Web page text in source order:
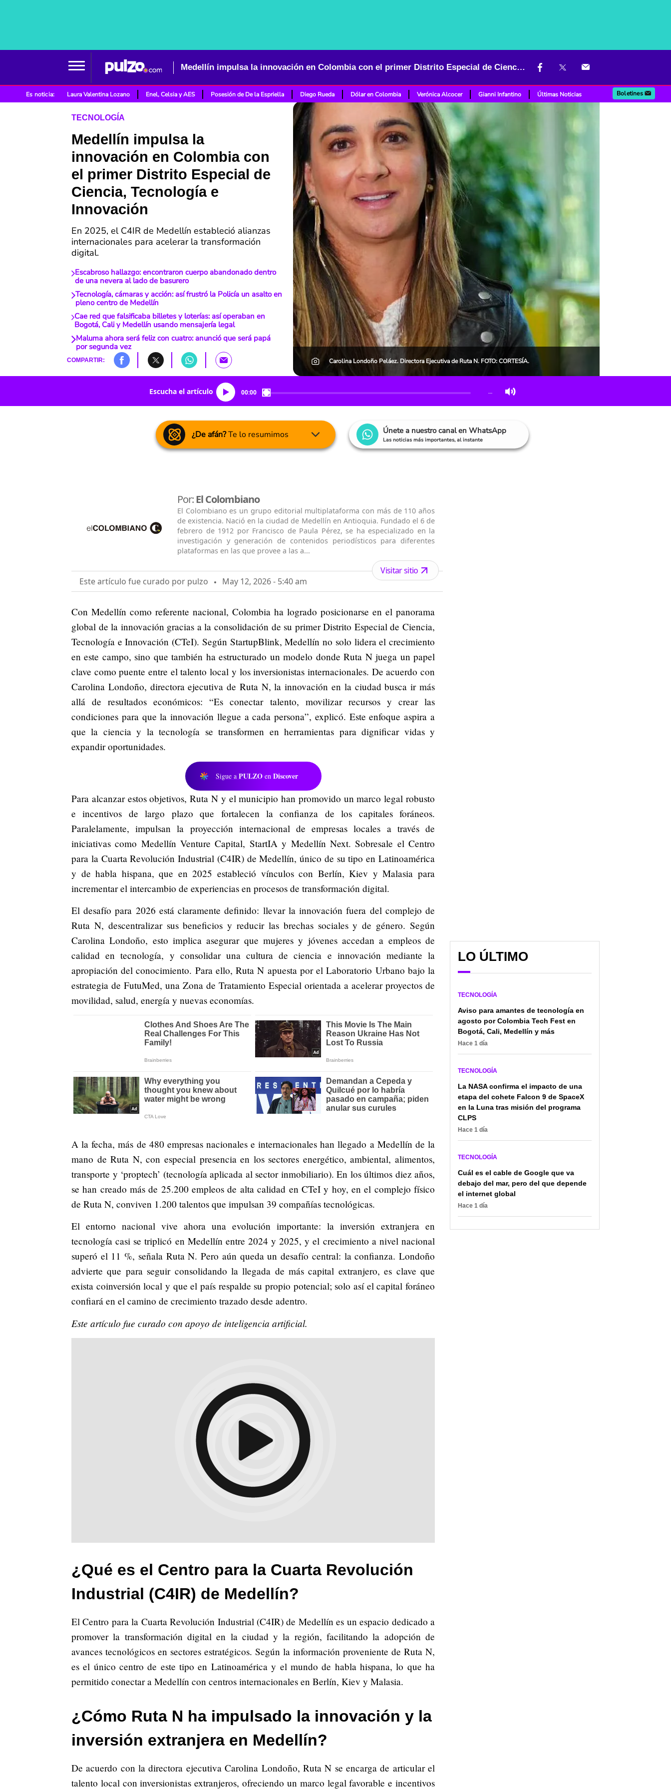
Medellín impulsa la innovación en Colombia con el primer Distrito Especial de Ciencia, Tecnología e Innovación
Es noticia: Laura Valentina Lozano Enel, Celsia y AES Posesión de De la Espriella Diego Rueda Dólar en Colombia Verónica Alcocer Gianni Infantino Últimas Noticias Boletines
TECNOLOGÍA
Medellín impulsa la
innovación en Colombia con
el primer Distrito Especial de
Ciencia, Tecnología e
Innovación
En 2025, el C4IR de Medellín estableció alianzas
internacionales para acelerar la transformación
digital.
Escabroso hallazgo: encontraron cuerpo abandonado dentro
de una nevera al lado de basurero
Tecnología, cámaras y acción: así frustró la Policía un asalto en
pleno centro de Medellín
Cae red que falsificaba billetes y loterías: así operaban en
Bogotá, Cali y Medellín usando mensajería legal
Maluma ahora será feliz con cuatro: anunció que será papá
por segunda vez
COMPARTIR: Carolina Londoño Peláez. Directora Ejecutiva de Ruta N. FOTO: CORTESÍA.
Escucha el artículo 00:00 …
¿De afán?Te lo resumimos Únete a nuestro canal en WhatsApp
Las noticias más importantes, al instante
Por:El Colombiano
El Colombiano es un grupo editorial multiplataforma con más de 110 años
de existencia. Nació en la ciudad de Medellín en Antioquia. Fundado el 6 de
febrero de 1912 por Francisco de Paula Pérez, se ha especializado en la
investigación y generación de contenidos periodísticos para diferentes
plataformas en las que provee a las a...
Este artículo fue curado por pulzo May 12, 2026 - 5:40 am
Visitar sitio
Con Medellín como referente nacional, Colombia ha logrado posicionarse en el panorama
global de la innovación gracias a la consolidación de su primer Distrito Especial de Ciencia,
Tecnología e Innovación (CTeI). Según StartupBlink, Medellín no solo lidera el crecimiento
en este campo, sino que también ha estructurado un modelo donde Ruta N juega un papel
clave como puente entre el talento local y los inversionistas internacionales. De acuerdo con
Carolina Londoño, directora ejecutiva de Ruta N, la innovación en la ciudad busca ir más
allá de resultados económicos: “Es conectar talento, movilizar recursos y crear las
condiciones para que la innovación llegue a cada persona”, explicó. Este enfoque aspira a
que la ciencia y la tecnología se transformen en herramientas para dignificar vidas y
expandir oportunidades.
Sigue a PULZO en Discover
Para alcanzar estos objetivos, Ruta N y el municipio han promovido un marco legal robusto
e incentivos de largo plazo que fortalecen la confianza de los capitales foráneos.
Paralelamente, impulsan la proyección internacional de empresas locales a través de
iniciativas como Medellín Venture Capital, StartIA y Medellín Next. Sobresale el Centro
para la Cuarta Revolución Industrial (C4IR) de Medellín, único de su tipo en Latinoamérica
y de habla hispana, que en 2025 estableció vínculos con Berlín, Kiev y Malasia para
incrementar el intercambio de experiencias en procesos de transformación digital.
El desafío para 2026 está claramente definido: llevar la innovación fuera del complejo de
Ruta N, descentralizar sus beneficios y reducir las brechas sociales y de género. Según
Carolina Londoño, esto implica asegurar que mujeres y jóvenes accedan a empleos de
calidad en tecnología, y consolidar una cultura de ciencia e innovación mediante la
apropiación del conocimiento. Para ello, Ruta N apuesta por el Laboratorio Urbano bajo la
estrategia de FutuMed, una Zona de Tratamiento Especial orientada a acelerar proyectos de
movilidad, salud, energía y nuevas economías.
A la fecha, más de 480 empresas nacionales e internacionales han llegado a Medellín de la
mano de Ruta N, con especial presencia en los sectores energético, ambiental, alimentos,
transporte y ‘proptech’ (tecnología aplicada al sector inmobiliario). En los últimos diez años,
se han creado más de 25.200 empleos de alta calidad en CTeI y hoy, en el complejo físico
de Ruta N, conviven 1.200 talentos que impulsan 39 compañías tecnológicas.
El entorno nacional vive ahora una evolución importante: la inversión extranjera en
tecnología casi se triplicó en Medellín entre 2024 y 2025, y el crecimiento a nivel nacional
superó el 11 %, señala Ruta N. Pero aún queda un desafío central: la confianza. Londoño
advierte que para seguir consolidando la llegada de más capital extranjero, es clave que
exista coinversión local y que el país respalde su propio potencial; solo así el capital foráneo
confiará en el camino de crecimiento trazado desde adentro.
Este artículo fue curado con apoyo de inteligencia artificial.
¿Qué es el Centro para la Cuarta Revolución
Industrial (C4IR) de Medellín?
El Centro para la Cuarta Revolución Industrial (C4IR) de Medellín es un espacio dedicado a
promover la transformación digital en la ciudad y la región, facilitando la adopción de
avances tecnológicos en sectores estratégicos. Según la información proveniente de Ruta N,
es el único centro de este tipo en Latinoamérica y el mundo de habla hispana, lo que ha
permitido conectar a Medellín con centros internacionales en Berlín, Kiev y Malasia.
¿Cómo Ruta N ha impulsado la innovación y la
inversión extranjera en Medellín?
De acuerdo con la directora ejecutiva Carolina Londoño, Ruta N se encarga de articular el
talento local con inversionistas extranjeros, ofreciendo un marco legal favorable e incentivos
LO ÚLTIMO
TECNOLOGÍA
Aviso para amantes de tecnología en
agosto por Colombia Tech Fest en
Bogotá, Cali, Medellín y más
Hace 1 día
TECNOLOGÍA
La NASA confirma el impacto de una
etapa del cohete Falcon 9 de SpaceX
en la Luna tras misión del programa
CLPS
Hace 1 día
TECNOLOGÍA
Cuál es el cable de Google que va
debajo del mar, pero del que depende
el internet global
Hace 1 día